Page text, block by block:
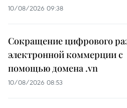
10/08/2026 09:38
Сокращение цифрового
электронной коммерции с
помощью домена .vn
10/08/2026 08:53